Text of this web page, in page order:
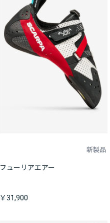
新製品
フューリアエアー
￥31,900